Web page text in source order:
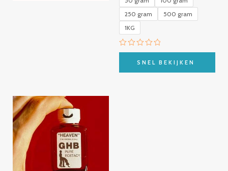
250 gram
500 gram
1KG
Beoordeeld
van
SNEL BEKIJKEN
€1,000.00